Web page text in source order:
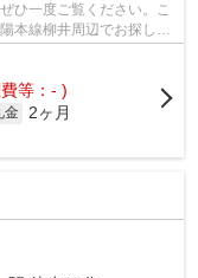
ひ一度ご覧ください。こ
本線柳井周辺でお探し下
等：- )
金 2ヶ月